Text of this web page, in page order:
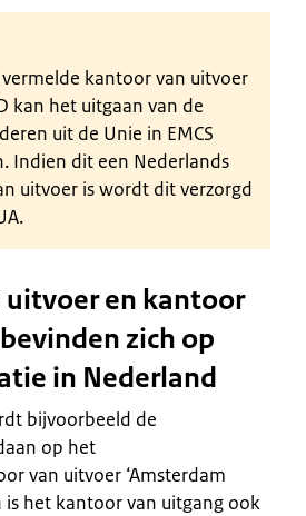
kantoor van uitvoer
kan het uitgaan van de
uit de Unie in EMCS
Indien dit een Nederlands
uitvoer is wordt dit verzorgd
uitvoer en kantoor
zich op
in Nederland
bijvoorbeeld de
op het
van uitvoer ‘Amsterdam
is het kantoor van uitgang ook